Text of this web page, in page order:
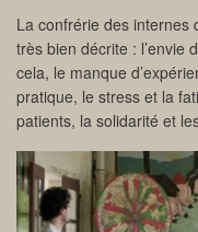
La confrérie des internes
très bien décrite : l’envie
cela, le manque
pratique, le stress et la
patients, la solidarité et